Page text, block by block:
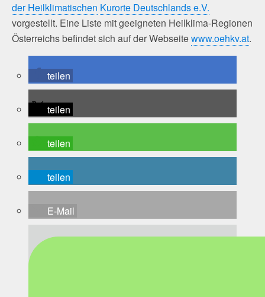
der Heilklimatischen Kurorte Deutschlands e.V.
vorgestellt. Eine Liste mit geeigneten Heilklima-Regionen
Österreichs befindet sich auf der Webseitewww.oehkv.at.
teilen
teilen
teilen
teilen
E-Mail